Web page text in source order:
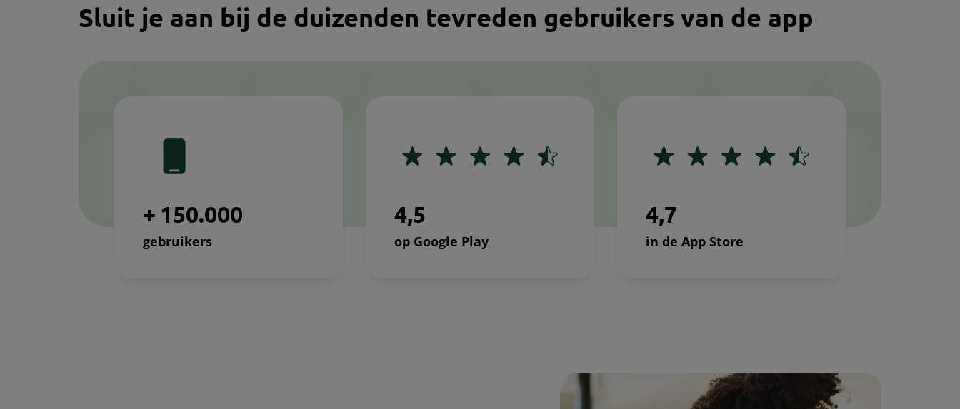
Sluit je aan bij de duizenden tevreden gebruikers van de app
+ 150.000
gebruikers
4,5
op Google Play
4,7
in de App Store